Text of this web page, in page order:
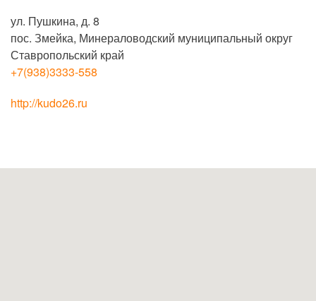
ул. Пушкина, д. 8
пос. Змейка, Минераловодский муниципальный округ
Ставропольский край
+7(938)3333-558
http://kudo26.ru